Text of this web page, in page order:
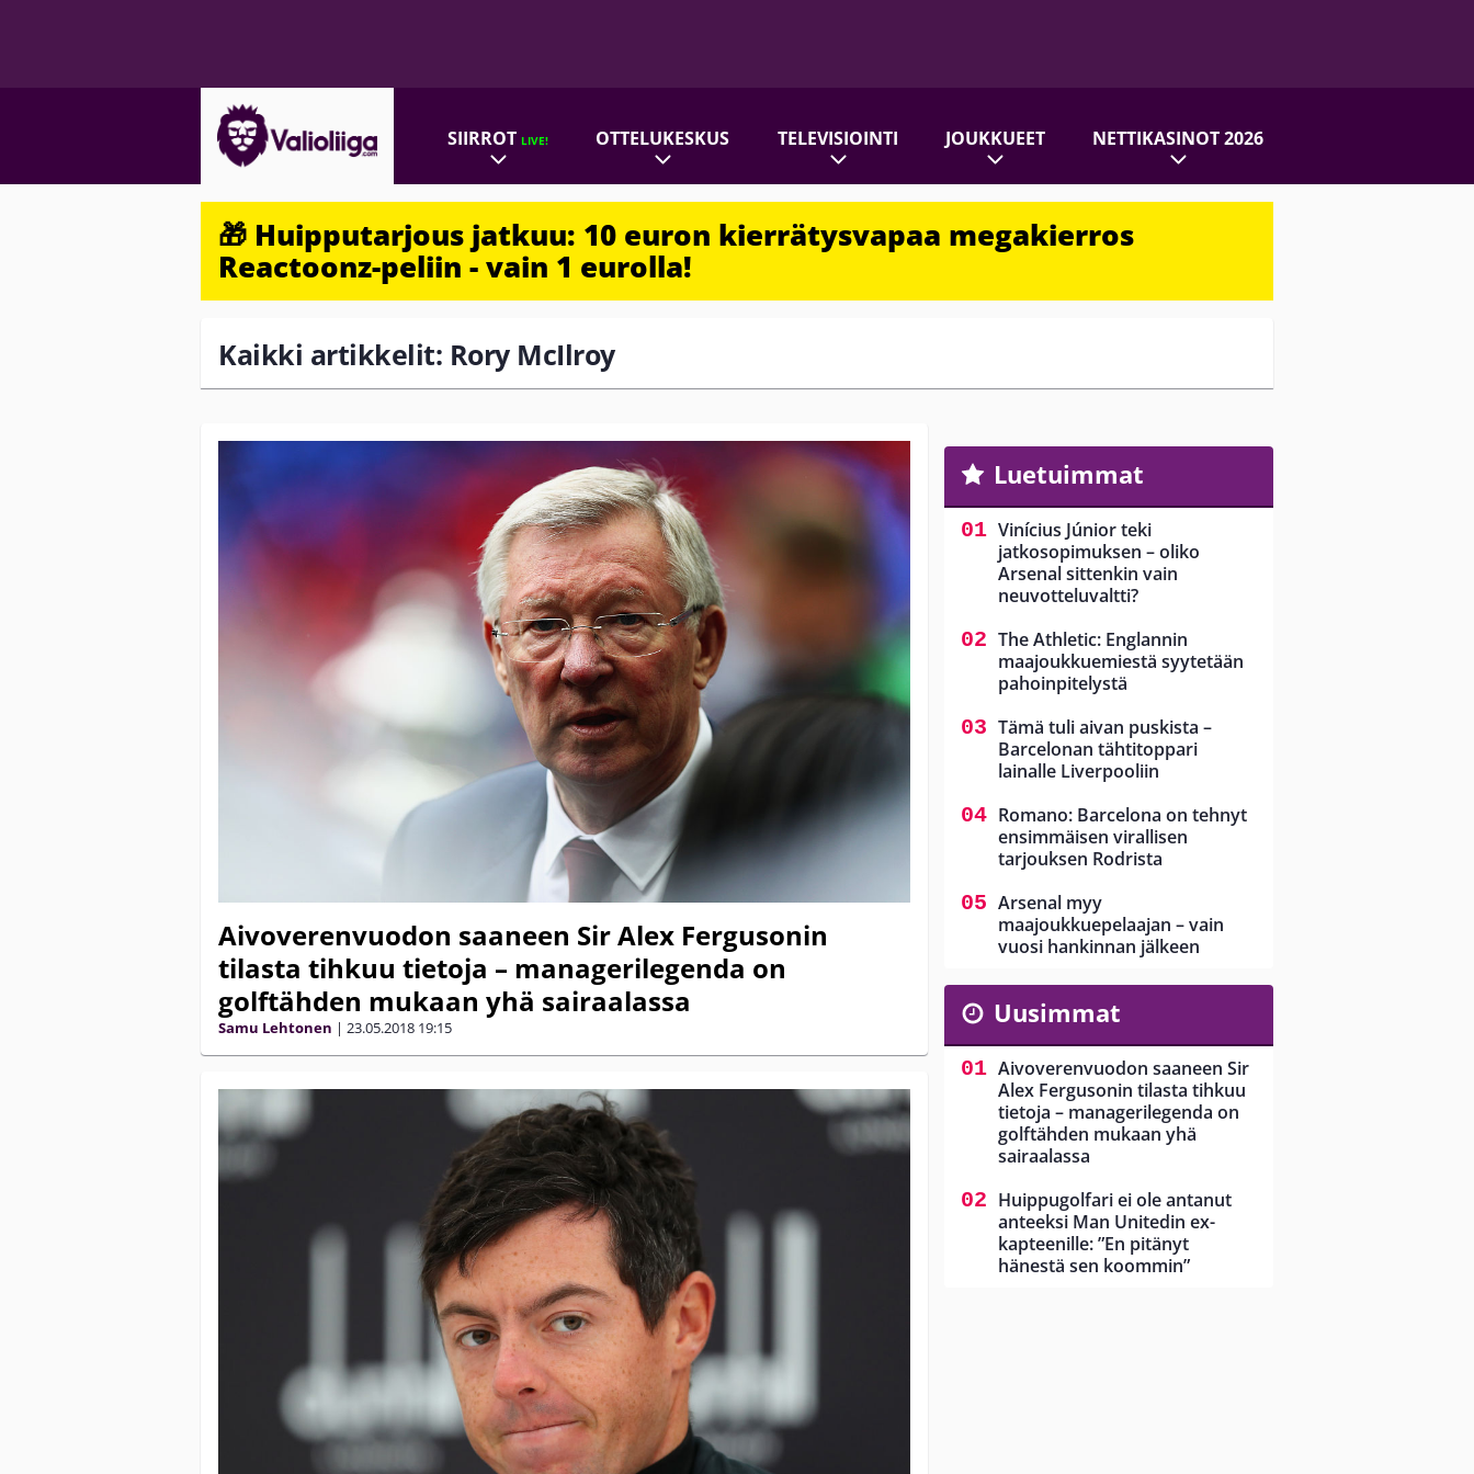
SIIRROTLIVE! OTTELUKESKUS TELEVISIOINTI JOUKKUEET NETTIKASINOT 2026
🎁 Huipputarjous jatkuu: 10 euron kierrätysvapaa megakierros
Reactoonz-peliin - vain 1 eurolla!
Kaikki artikkelit: Rory McIlroy
Aivoverenvuodon saaneen Sir Alex Fergusonin
tilasta tihkuu tietoja – managerilegenda on
golftähden mukaan yhä sairaalassa
Samu Lehtonen | 23.05.2018 19:15
Luetuimmat
Vinícius Júnior teki
jatkosopimuksen – oliko
Arsenal sittenkin vain
neuvotteluvaltti?
The Athletic: Englannin
maajoukkuemiestä syytetään
pahoinpitelystä
Tämä tuli aivan puskista –
Barcelonan tähtitoppari
lainalle Liverpooliin
Romano: Barcelona on tehnyt
ensimmäisen virallisen
tarjouksen Rodrista
Arsenal myy
maajoukkuepelaajan – vain
vuosi hankinnan jälkeen
Uusimmat
Aivoverenvuodon saaneen Sir
Alex Fergusonin tilasta tihkuu
tietoja – managerilegenda on
golftähden mukaan yhä
sairaalassa
Huippugolfari ei ole antanut
anteeksi Man Unitedin ex-
kapteenille: ”En pitänyt
hänestä sen koommin”